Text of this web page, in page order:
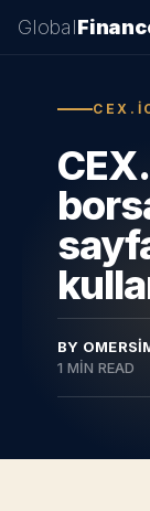
Global
BY
1 MIN READ